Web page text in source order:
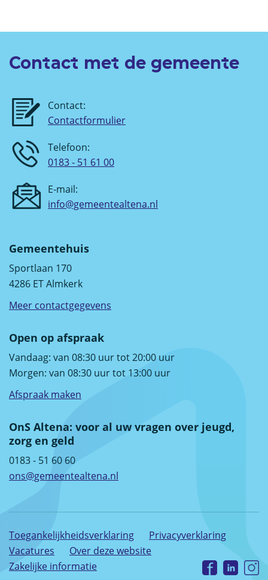
Contact met de gemeente
Contact:
Contactformulier
Telefoon:
0183 - 51 61 00
E-mail:
info@gemeentealtena.nl
Gemeentehuis
Sportlaan 170
4286 ET Almkerk
Meer contactgegevens
Open op afspraak
Vandaag: van 08:30 uur tot 20:00 uur
Morgen: van 08:30 uur tot 13:00 uur
Afspraak maken
OnS Altena: voor al uw vragen over jeugd,
zorg en geld
0183 - 51 60 60
ons@gemeentealtena.nl
Toegankelijkheidsverklaring
Privacyverklaring
Vacatures
Over deze website
Zakelijke informatie